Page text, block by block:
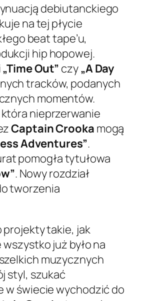
debiutanckiego
na tej płycie
beat tape’u,
hip hopowej.
„Time Out” czy„A Day
tracków, podanych
momentów.
która nieprzerwanie
Captain Crooka mogą
Adventures”.
pomogła tytułowa
. Nowy rozdział
tworzenia
projekty takie, jak
już było na
muzycznych
styl, szukać
w świecie wychodzić do